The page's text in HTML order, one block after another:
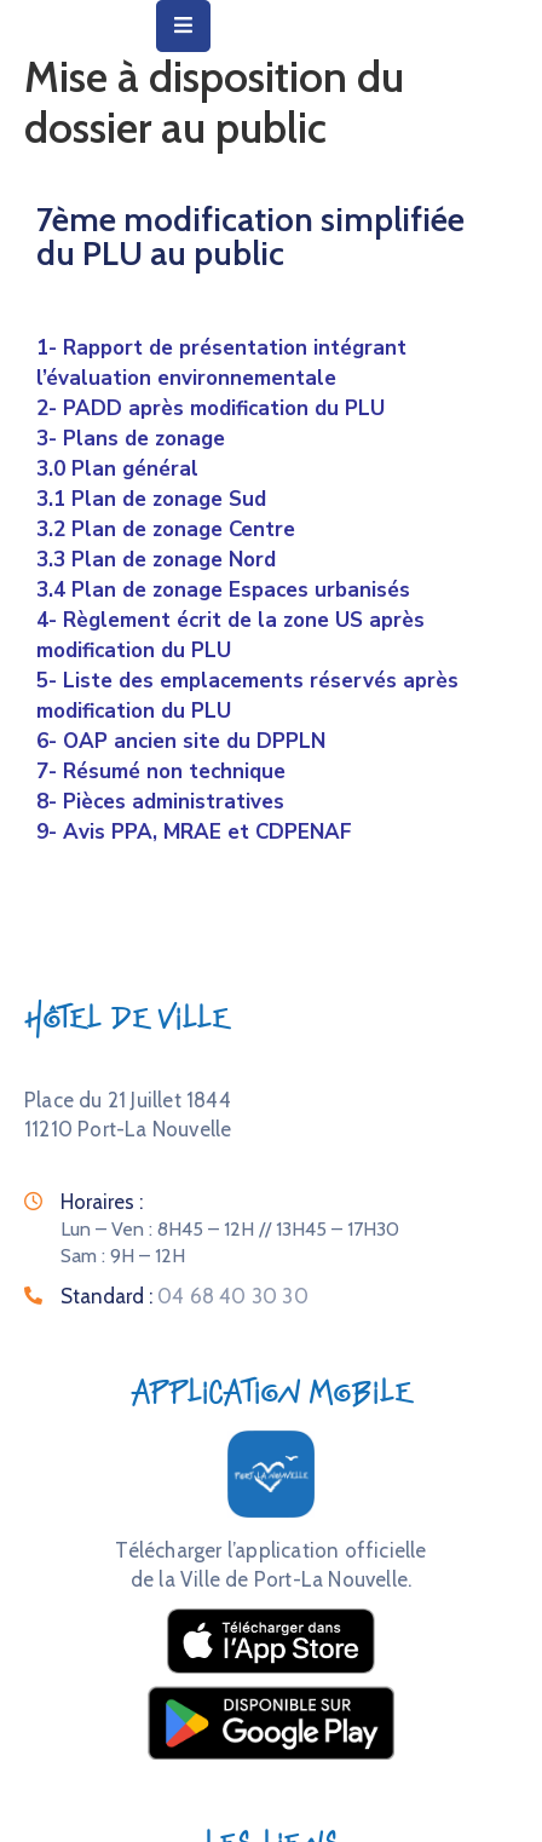
Vie
Municipale
Vie
Education
Arts
Culture
Mise à disposition du
dossier au public
7ème modification simplifiée
du PLU au public
1- Rapport de présentation intégrant
l’évaluation environnementale
2- PADD après modification du PLU
3- Plans de zonage
3.0 Plan général
3.1 Plan de zonage Sud
3.2 Plan de zonage Centre
3.3 Plan de zonage Nord
3.4 Plan de zonage Espaces urbanisés
4- Règlement écrit de la zone US après
modification du PLU
5- Liste des emplacements réservés après
modification du PLU
6- OAP ancien site du DPPLN
7- Résumé non technique
8- Pièces administratives
9- Avis PPA, MRAE et CDPENAF
Hôtel de Ville
Place du 21 Juillet 1844
11210 Port-La Nouvelle
Horaires :
Lun – Ven : 8H45 – 12H // 13H45 – 17H30
Sam : 9H – 12H
Standard : 04 68 40 30 30
Application mobile
Télécharger l’application officielle
de la Ville de Port-La Nouvelle.